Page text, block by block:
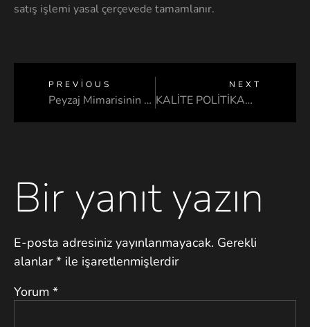
satış işlemi yasal çerçevede tamamlanır.
PREVIOUS
Peyzaj Mimarisinin Görsel ve Duygusal Etkileri
NEXT
KALİTE POLİTİKAMIZ
Bir yanıt yazın
E-posta adresiniz yayınlanmayacak. Gerekli
alanlar* ile işaretlenmişlerdir
Yorum *